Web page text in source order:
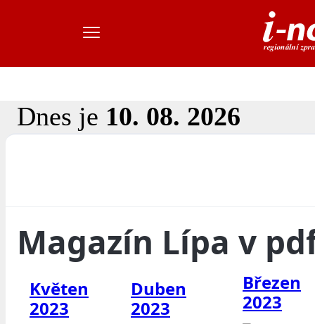
Dnes je 10. 08. 2026
Magazín Lípa v
Květen
2023
Duben
2023
Březen
2023